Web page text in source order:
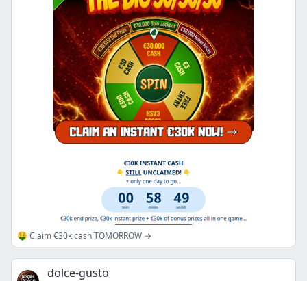
🤑 Claim €30k cash TOMORROW →
dolce-gusto